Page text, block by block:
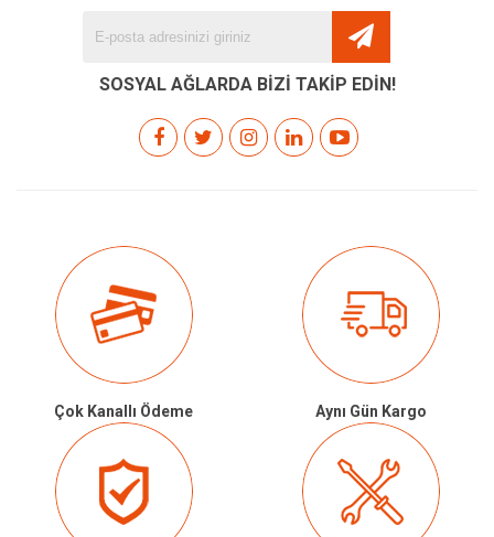
SOSYAL AĞLARDA BİZİ TAKİP EDİN!
Çok Kanallı Ödeme Aynı Gün Kargo